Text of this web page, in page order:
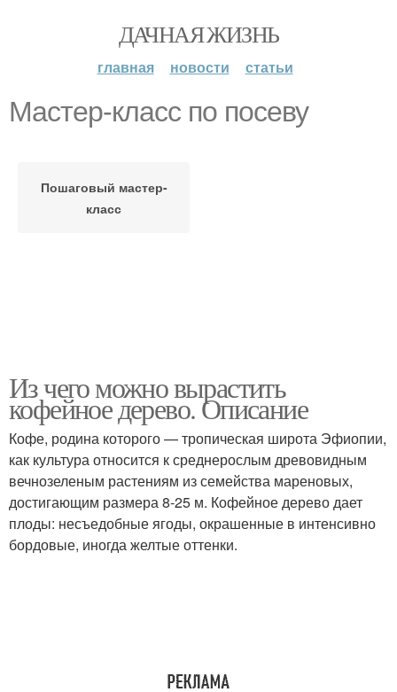
ДАЧНАЯ ЖИЗНЬ
главная новости статьи
Мастер-класс по посеву
Пошаговый мастер-
класс
Из чего можно вырастить
кофейное дерево. Описание
Кофе, родина которого — тропическая широта Эфиопии,
как культура относится к среднерослым древовидным
вечнозеленым растениям из семейства мареновых,
достигающим размера 8-25 м. Кофейное дерево дает
плоды: несъедобные ягоды, окрашенные в интенсивно
бордовые, иногда желтые оттенки.